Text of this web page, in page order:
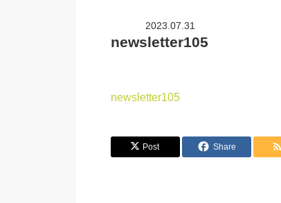
2023.07.31
newsletter105
newsletter105
Post Share